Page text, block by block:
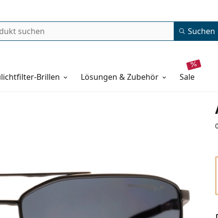
Suchen
Brillen Lösungen & Zubehör sale